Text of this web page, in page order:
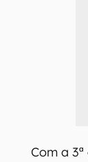
Com a